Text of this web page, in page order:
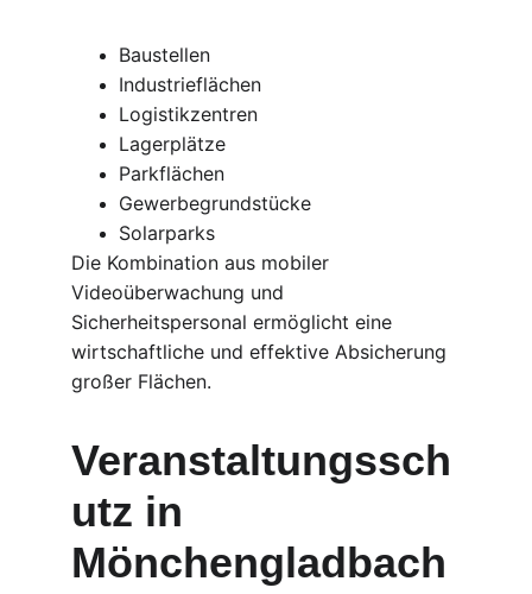
Baustellen
Industrieflächen
Logistikzentren
Lagerplätze
Parkflächen
Gewerbegrundstücke
Solarparks
Die Kombination aus mobiler
Videoüberwachung und
Sicherheitspersonal ermöglicht eine
wirtschaftliche und effektive Absicherung
großer Flächen.
Veranstaltungssch
utz in
Mönchengladbach